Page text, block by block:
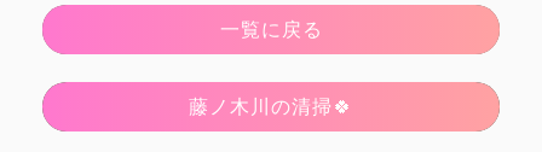
一覧に戻る
藤ノ木川の清掃🍀